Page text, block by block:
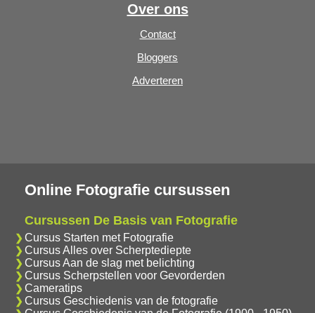
Over ons
Contact
Bloggers
Adverteren
Online Fotografie cursussen
Cursussen De Basis van Fotografie
Cursus Starten met Fotografie
Cursus Alles over Scherptediepte
Cursus Aan de slag met belichting
Cursus Scherpstellen voor Gevorderden
Cameratips
Cursus Geschiedenis van de fotografie